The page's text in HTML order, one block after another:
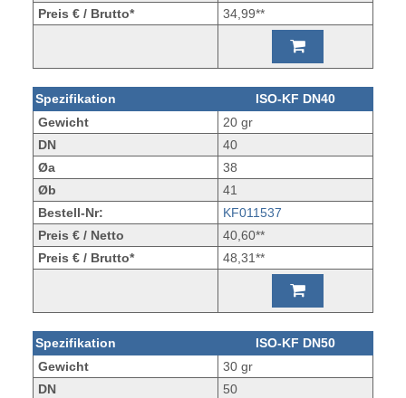
Preis € / Brutto*
34,99**
Spezifikation
ISO-KF DN40
Gewicht
20 gr
DN
40
Øa
38
Øb
41
Bestell-Nr:
KF011537
Preis € / Netto
40,60**
Preis € / Brutto*
48,31**
Spezifikation
ISO-KF DN50
Gewicht
30 gr
DN
50